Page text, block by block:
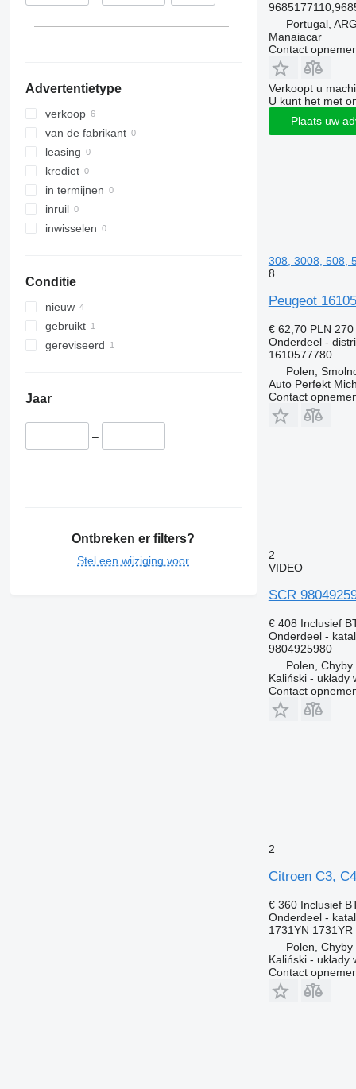
Advertentietype
verkoop
van de fabrikant
leasing
krediet
in termijnen
inruil
inwisselen
Conditie
nieuw
gebruikt
gereviseerd
Jaar
–
Ontbreken er filters?
Stel een wijziging voor
Portugal,
Manaiacar
Contact
Verkoopt u
U kunt het met
Plaats uw
308, 3008, 508,
8
Peugeot
€ 62,70 PLN 270
Onderdeel -
1610577780
Polen,
Auto Perfekt
Contact
2
VIDEO
SCR
€ 408 Inclusief
Onderdeel -
9804925980
Polen, Chyby
Kaliński - układy
Contact
2
Citroen C3,
€ 360 Inclusief
Onderdeel -
1731YN
Polen, Chyby
Kaliński - układy
Contact